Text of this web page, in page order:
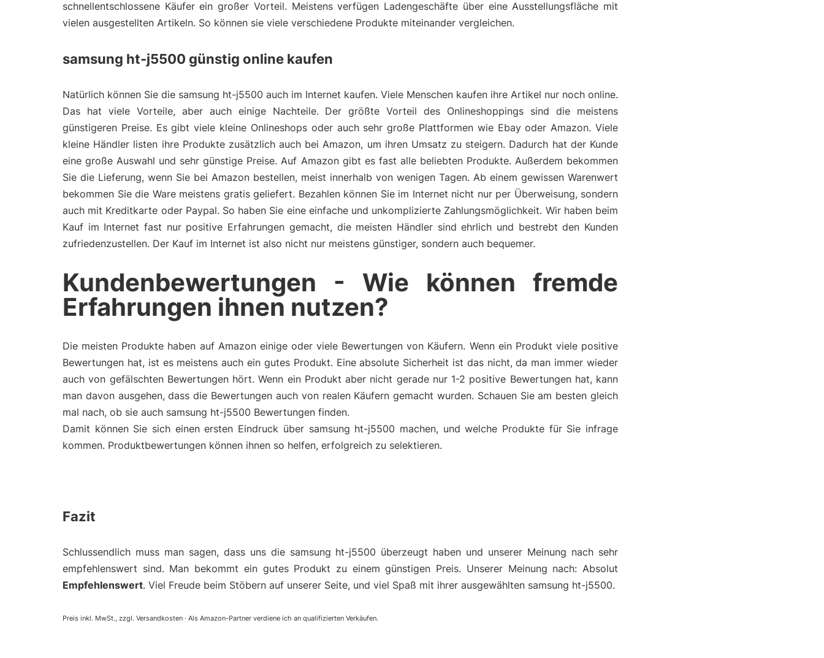
schnellentschlossene Käufer ein großer Vorteil. Meistens verfügen Ladengeschäfte über eine Ausstellungsfläche mit
vielen ausgestellten Artikeln. So können sie viele verschiedene Produkte miteinander vergleichen.
samsung ht-j5500 günstig online kaufen
Natürlich können Sie die samsung ht-j5500 auch im Internet kaufen. Viele Menschen kaufen ihre Artikel nur noch online.
Das hat viele Vorteile, aber auch einige Nachteile. Der größte Vorteil des Onlineshoppings sind die meistens
günstigeren Preise. Es gibt viele kleine Onlineshops oder auch sehr große Plattformen wie Ebay oder Amazon. Viele
kleine Händler listen ihre Produkte zusätzlich auch bei Amazon, um ihren Umsatz zu steigern. Dadurch hat der Kunde
eine große Auswahl und sehr günstige Preise. Auf Amazon gibt es fast alle beliebten Produkte. Außerdem bekommen
Sie die Lieferung, wenn Sie bei Amazon bestellen, meist innerhalb von wenigen Tagen. Ab einem gewissen Warenwert
bekommen Sie die Ware meistens gratis geliefert. Bezahlen können Sie im Internet nicht nur per Überweisung, sondern
auch mit Kreditkarte oder Paypal. So haben Sie eine einfache und unkomplizierte Zahlungsmöglichkeit. Wir haben beim
Kauf im Internet fast nur positive Erfahrungen gemacht, die meisten Händler sind ehrlich und bestrebt den Kunden
zufriedenzustellen. Der Kauf im Internet ist also nicht nur meistens günstiger, sondern auch bequemer.
Kundenbewertungen - Wie können fremde
Erfahrungen ihnen nutzen?
Die meisten Produkte haben auf Amazon einige oder viele Bewertungen von Käufern. Wenn ein Produkt viele positive
Bewertungen hat, ist es meistens auch ein gutes Produkt. Eine absolute Sicherheit ist das nicht, da man immer wieder
auch von gefälschten Bewertungen hört. Wenn ein Produkt aber nicht gerade nur 1-2 positive Bewertungen hat, kann
man davon ausgehen, dass die Bewertungen auch von realen Käufern gemacht wurden. Schauen Sie am besten gleich
mal nach, ob sie auch samsung ht-j5500 Bewertungen finden.
Damit können Sie sich einen ersten Eindruck über samsung ht-j5500 machen, und welche Produkte für Sie infrage
kommen. Produktbewertungen können ihnen so helfen, erfolgreich zu selektieren.
Fazit
Schlussendlich muss man sagen, dass uns die samsung ht-j5500 überzeugt haben und unserer Meinung nach sehr
empfehlenswert sind. Man bekommt ein gutes Produkt zu einem günstigen Preis. Unserer Meinung nach: Absolut
Empfehlenswert. Viel Freude beim Stöbern auf unserer Seite, und viel Spaß mit ihrer ausgewählten samsung ht-j5500.
Preis inkl. MwSt., zzgl. Versandkosten · Als Amazon-Partner verdiene ich an qualifizierten Verkäufen.